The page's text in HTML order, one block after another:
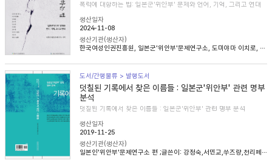
폭력에 대항하는 법: 일본군'위안부' 문제와 언어, 기억, 그리고 연대
생산일자
2024-11-08
생산기관(생산자)
한국여성인권진흥원, 일본군'위안부'문제연구소, 도미야마 이치로, 니콜라 헨리, 송혜림, 문지희, 임우경, 임경화, 심아정, 마치다 타카시, 정용숙, 헬렌 스캔런
도서/간행물류 > 발행도서
덧칠된 기록에서 찾은 이름들 : 일본군'위안부' 관련 명부
분석
덧칠된 기록에서 찾은 이름들 : 일본군'위안부' 관련 명부 분석
생산일자
2019-11-25
생산기관(생산자)
일본인'위안부'문제연구소 편 ;글쓴이: 강정숙,서민교,쑤즈량,천리페이,윤명숙,최종길,한혜인